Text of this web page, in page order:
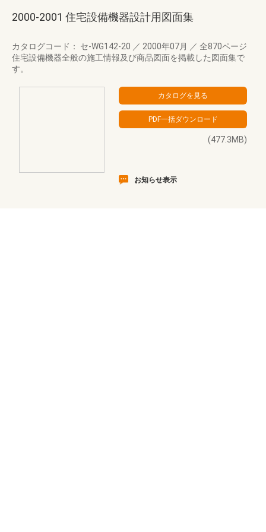
2000-2001 住宅設備機器設計用図面集
カタログコード： セ-WG142-20 ／ 2000年07月 ／ 全870ページ
住宅設備機器全般の施工情報及び商品図面を掲載した図面集で
す。
(477.3MB)
お知らせ表示